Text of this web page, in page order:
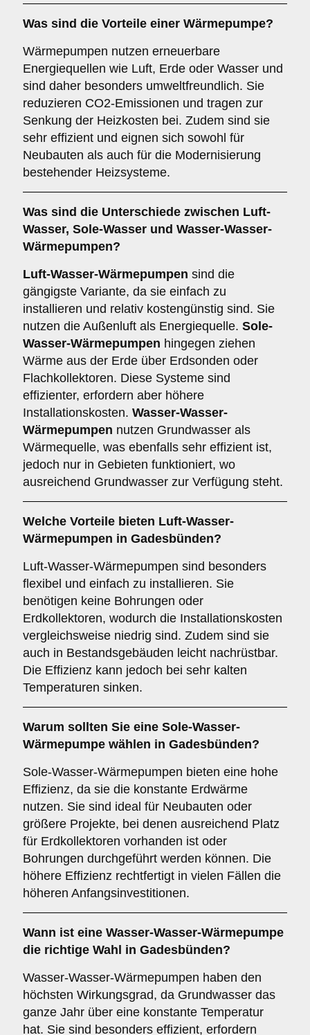
Was sind die Vorteile einer Wärmepumpe?
Wärmepumpen nutzen erneuerbare
Energiequellen wie Luft, Erde oder Wasser und
sind daher besonders umweltfreundlich. Sie
reduzieren CO2-Emissionen und tragen zur
Senkung der Heizkosten bei. Zudem sind sie
sehr effizient und eignen sich sowohl für
Neubauten als auch für die Modernisierung
bestehender Heizsysteme.
Was sind die Unterschiede zwischen Luft-
Wasser, Sole-Wasser und Wasser-Wasser-
Wärmepumpen?
Luft-Wasser-Wärmepumpen sind die
gängigste Variante, da sie einfach zu
installieren und relativ kostengünstig sind. Sie
nutzen die Außenluft als Energiequelle. Sole-
Wasser-Wärmepumpen hingegen ziehen
Wärme aus der Erde über Erdsonden oder
Flachkollektoren. Diese Systeme sind
effizienter, erfordern aber höhere
Installationskosten. Wasser-Wasser-
Wärmepumpen nutzen Grundwasser als
Wärmequelle, was ebenfalls sehr effizient ist,
jedoch nur in Gebieten funktioniert, wo
ausreichend Grundwasser zur Verfügung steht.
Welche Vorteile bieten Luft-Wasser-
Wärmepumpen in Gadesbünden?
Luft-Wasser-Wärmepumpen sind besonders
flexibel und einfach zu installieren. Sie
benötigen keine Bohrungen oder
Erdkollektoren, wodurch die Installationskosten
vergleichsweise niedrig sind. Zudem sind sie
auch in Bestandsgebäuden leicht nachrüstbar.
Die Effizienz kann jedoch bei sehr kalten
Temperaturen sinken.
Warum sollten Sie eine Sole-Wasser-
Wärmepumpe wählen in Gadesbünden?
Sole-Wasser-Wärmepumpen bieten eine hohe
Effizienz, da sie die konstante Erdwärme
nutzen. Sie sind ideal für Neubauten oder
größere Projekte, bei denen ausreichend Platz
für Erdkollektoren vorhanden ist oder
Bohrungen durchgeführt werden können. Die
höhere Effizienz rechtfertigt in vielen Fällen die
höheren Anfangsinvestitionen.
Wann ist eine Wasser-Wasser-Wärmepumpe
die richtige Wahl in Gadesbünden?
Wasser-Wasser-Wärmepumpen haben den
höchsten Wirkungsgrad, da Grundwasser das
ganze Jahr über eine konstante Temperatur
hat. Sie sind besonders effizient, erfordern